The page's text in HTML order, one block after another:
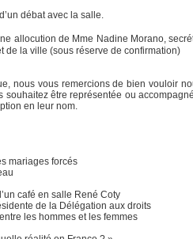
débat avec la salle.
allocution de Mme Nadine Morano,
de la ville (sous réserve de confirmation)
nous vous remercions de bien vouloir
être représentée ou
en leur nom.
mariages forcés
café en salle René Coty
de la Délégation aux droits
les hommes et les femmes